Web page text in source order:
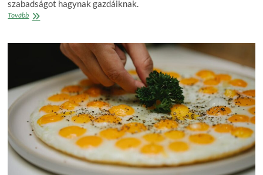
szabadságot hagynak gazdáiknak.
TovábbA
gondoskodási